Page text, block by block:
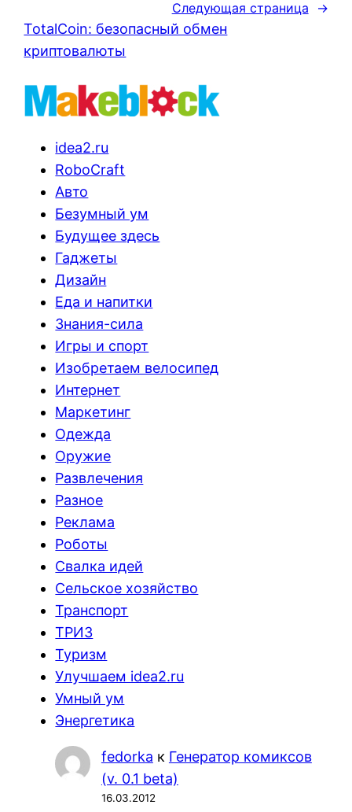
Следующая страница →
TotalCoin: безопасный обмен
криптовалюты
idea2.ru
RoboCraft
Авто
Безумный ум
Будущее здесь
Гаджеты
Дизайн
Еда и напитки
Знания-сила
Игры и спорт
Изобретаем велосипед
Интернет
Маркетинг
Одежда
Оружие
Развлечения
Разное
Реклама
Роботы
Свалка идей
Сельское хозяйство
Транспорт
ТРИЗ
Туризм
Улучшаем idea2.ru
Умный ум
Энергетика
fedorka к Генератор комиксов
(v. 0.1 beta)
16.03.2012